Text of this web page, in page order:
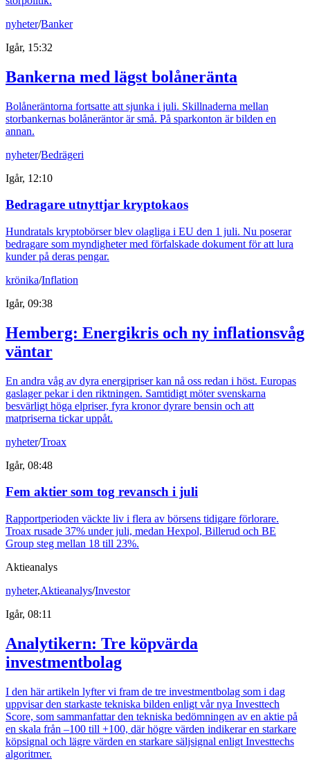
nyheter/Banker
Igår, 15:32
Bankerna med lägst bolåneränta
Bolåneräntorna fortsatte att sjunka i juli. Skillnaderna mellan
storbankernas bolåneräntor är små. På sparkonton är bilden en
annan.
nyheter/Bedrägeri
Igår, 12:10
Bedragare utnyttjar kryptokaos
Hundratals kryptobörser blev olagliga i EU den 1 juli. Nu poserar
bedragare som myndigheter med förfalskade dokument för att lura
kunder på deras pengar.
krönika/Inflation
Igår, 09:38
Hemberg: Energikris och ny inflationsvåg
väntar
En andra våg av dyra energipriser kan nå oss redan i höst. Europas
gaslager pekar i den riktningen. Samtidigt möter svenskarna
besvärligt höga elpriser, fyra kronor dyrare bensin och att
matpriserna tickar uppåt.
nyheter/Troax
Igår, 08:48
Fem aktier som tog revansch i juli
Rapportperioden väckte liv i flera av börsens tidigare förlorare.
Troax rusade 37% under juli, medan Hexpol, Billerud och BE
Group steg mellan 18 till 23%.
Aktieanalys
nyheter,Aktieanalys/Investor
Igår, 08:11
Analytikern: Tre köpvärda
investmentbolag
I den här artikeln lyfter vi fram de tre investmentbolag som i dag
uppvisar den starkaste tekniska bilden enligt vår nya Investtech
Score, som sammanfattar den tekniska bedömningen av en aktie på
en skala från –100 till +100, där högre värden indikerar en starkare
köpsignal och lägre värden en starkare säljsignal enligt Investtechs
algoritmer.